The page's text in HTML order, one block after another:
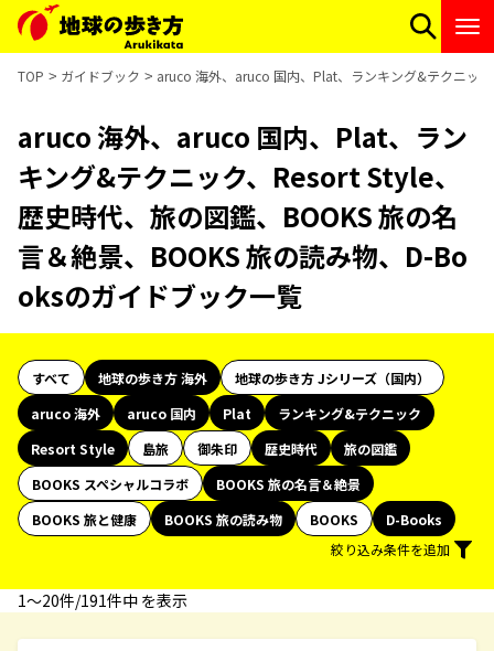
TOP ガイドブック aruco 海外、aruco 国内、Plat、ランキング&テクニッ
aruco 海外、aruco 国内、Plat、ラン
キング&テクニック、Resort Style、
歴史時代、旅の図鑑、BOOKS 旅の名
言＆絶景、BOOKS 旅の読み物、D-Bo
oksのガイドブック一覧
すべて 地球の歩き方 海外
地球の歩き方 Jシリーズ（国内）
aruco 海外
aruco 国内 Plat
ランキング&テクニック
Resort Style
島旅 御朱印 歴史時代
旅の図鑑
BOOKS スペシャルコラボ
BOOKS 旅の名言＆絶景
BOOKS 旅と健康
BOOKS 旅の読み物 BOOKS
D-Books
絞り込み条件を追加
1〜20件/191件中 を表示